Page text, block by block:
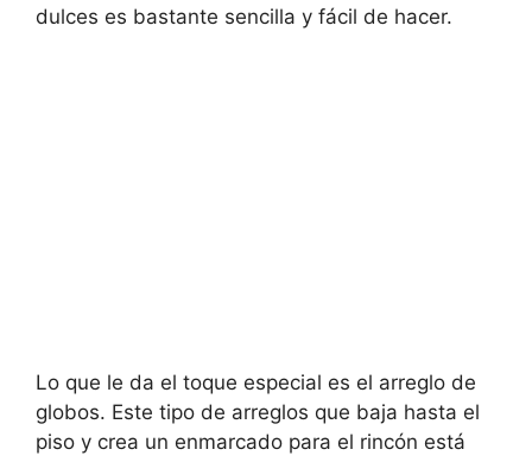
dulces es bastante sencilla y fácil de hacer.
Lo que le da el toque especial es el arreglo de
globos. Este tipo de arreglos que baja hasta el
piso y crea un enmarcado para el rincón está